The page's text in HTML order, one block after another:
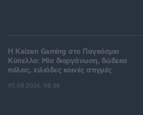
H Kaizen Gaming στο Παγκόσμιο
Kύπελλο: Μία διοργάνωση, δώδεκα
πόλεις, χιλιάδες κοινές στιγμές
05.08.2026, 08:38